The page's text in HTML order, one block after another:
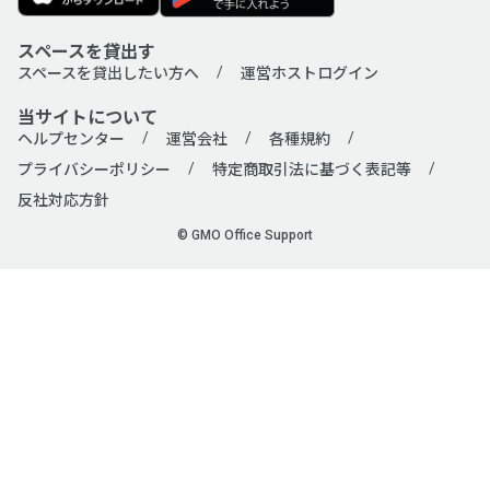
スペースを貸出す
スペースを貸出したい方へ 運営ホストログイン
当サイトについて
ヘルプセンター 運営会社
各種規約
プライバシーポリシー
特定商取引法に基づく表記等
反社対応方針
© GMO Office Support